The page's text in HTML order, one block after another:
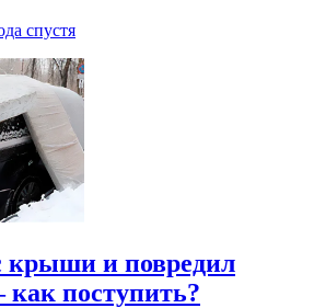
спустя
крыши и повредил
поступить?